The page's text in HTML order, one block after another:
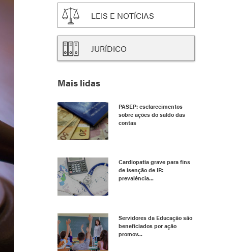
LEIS E NOTÍCIAS
JURÍDICO
Mais lidas
PASEP: esclarecimentos
sobre ações do saldo das
contas
Cardiopatia grave para fins
de isenção de IR:
prevalência...
Servidores da Educação são
beneficiados por ação
promov...